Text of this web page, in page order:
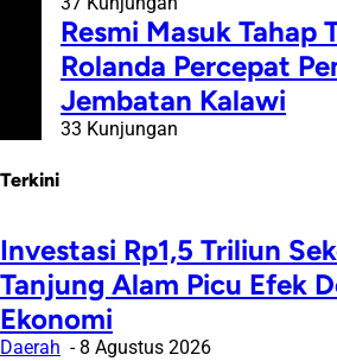
Resmi Masuk Tahap
Rolanda Percepat
Jembatan Kalawi
33 Kunjungan
Terkini
Investasi Rp1,5 Triliun
Tanjung Alam Picu Efek
Ekonomi
Daerah 8 Agustus 2026